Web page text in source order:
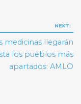
NEXT:
medicinas llegarán
los pueblos más
apartados: AMLO